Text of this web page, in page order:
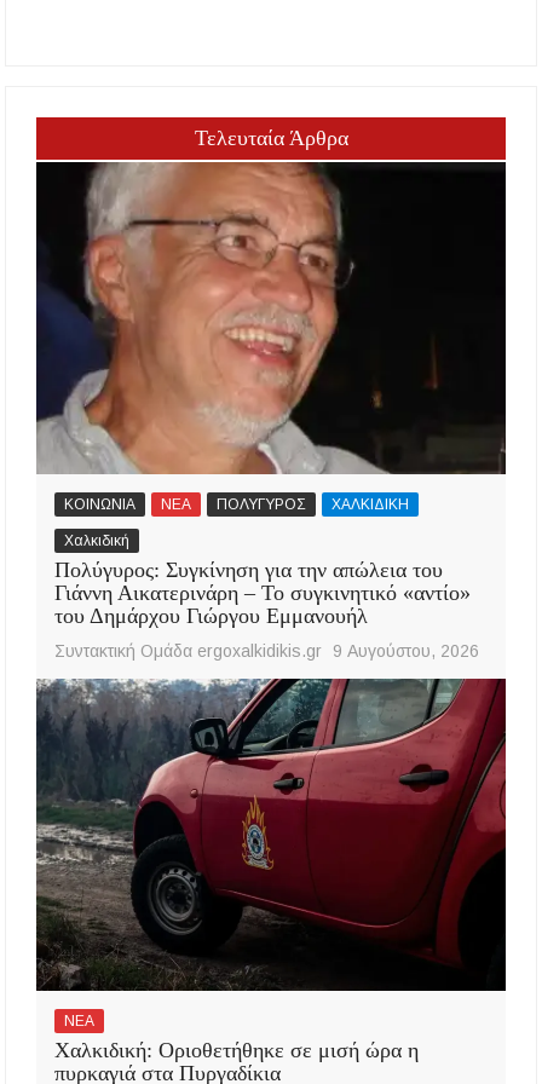
Τελευταία Άρθρα
ΚΟΙΝΩΝΙΑ ΝΕΑ ΠΟΛΥΓΥΡΟΣ ΧΑΛΚΙΔΙΚΗ
Χαλκιδική
Πολύγυρος: Συγκίνηση για την απώλεια του
Γιάννη Αικατερινάρη – Το συγκινητικό «αντίο»
του Δημάρχου Γιώργου Εμμανουήλ
Συντακτική Ομάδα ergoxalkidikis.gr 9 Αυγούστου, 2026
ΝΕΑ
Χαλκιδική: Οριοθετήθηκε σε μισή ώρα η
πυρκαγιά στα Πυργαδίκια